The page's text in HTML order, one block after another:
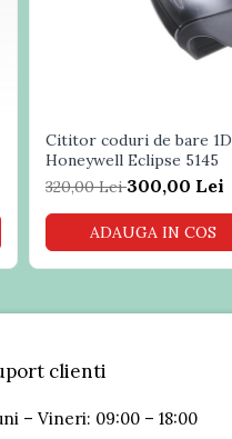
Cititor coduri de bare 1D
Honeywell Eclipse 5145
320,00 Lei300,00 Lei
ADAUGA IN COS
clienti
– Vineri: 09:00 – 18:00